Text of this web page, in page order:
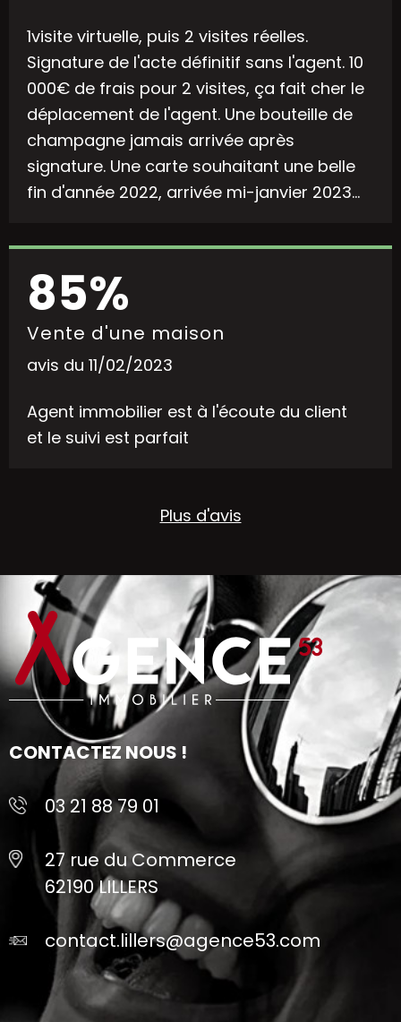
1visite virtuelle, puis 2 visites réelles.
Signature de l'acte définitif sans l'agent. 10
000€ de frais pour 2 visites, ça fait cher le
déplacement de l'agent. Une bouteille de
champagne jamais arrivée après
signature. Une carte souhaitant une belle
fin d'année 2022, arrivée mi-janvier 2023...
85%
Vente d'une maison
avis du 11/02/2023
Agent immobilier est à l'écoute du client
et le suivi est parfait
Plus d'avis
CONTACTEZ NOUS !
03 21 88 79 01
27 rue du Commerce
62190 LILLERS
contact.lillers@agence53.com